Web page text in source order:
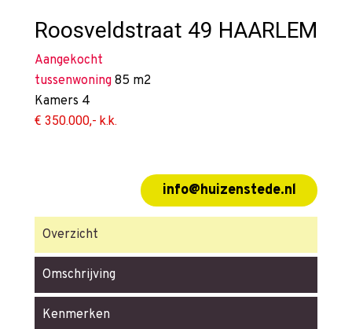
Roosveldstraat 49 HAARLEM
Aangekocht
tussenwoning 85 m2
Kamers 4
€ 350.000,- k.k.
info@huizenstede.nl
Overzicht
Omschrijving
Kenmerken